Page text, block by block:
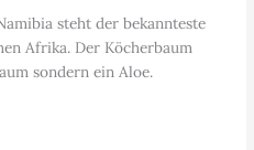
steht der bekannteste
Afrika. Der Köcherbaum
sondern ein Aloe.